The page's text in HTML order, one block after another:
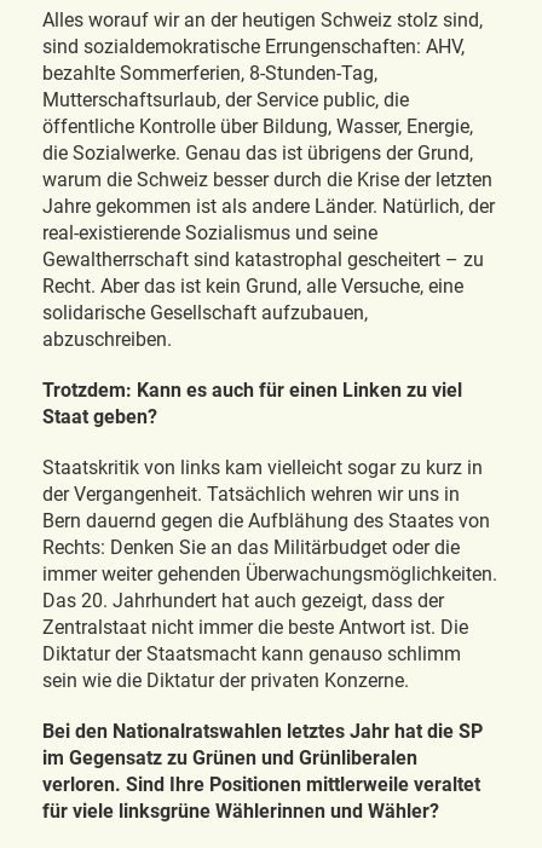
Alles worauf wir an der heutigen Schweiz stolz sind,
sind sozialdemokratische Errungenschaften: AHV,
bezahlte Sommerferien, 8-Stunden-Tag,
Mutterschaftsurlaub, der Service public, die
öffentliche Kontrolle über Bildung, Wasser, Energie,
die Sozialwerke. Genau das ist übrigens der Grund,
warum die Schweiz besser durch die Krise der letzten
Jahre gekommen ist als andere Länder. Natürlich, der
real-existierende Sozialismus und seine
Gewaltherrschaft sind katastrophal gescheitert – zu
Recht. Aber das ist kein Grund, alle Versuche, eine
solidarische Gesellschaft aufzubauen,
abzuschreiben.
Trotzdem: Kann es auch für einen Linken zu viel
Staat geben?
Staatskritik von links kam vielleicht sogar zu kurz in
der Vergangenheit. Tatsächlich wehren wir uns in
Bern dauernd gegen die Aufblähung des Staates von
Rechts: Denken Sie an das Militärbudget oder die
immer weiter gehenden Überwachungsmöglichkeiten.
Das 20. Jahrhundert hat auch gezeigt, dass der
Zentralstaat nicht immer die beste Antwort ist. Die
Diktatur der Staatsmacht kann genauso schlimm
sein wie die Diktatur der privaten Konzerne.
Bei den Nationalratswahlen letztes Jahr hat die SP
im Gegensatz zu Grünen und Grünliberalen
verloren. Sind Ihre Positionen mittlerweile veraltet
für viele linksgrüne Wählerinnen und Wähler?